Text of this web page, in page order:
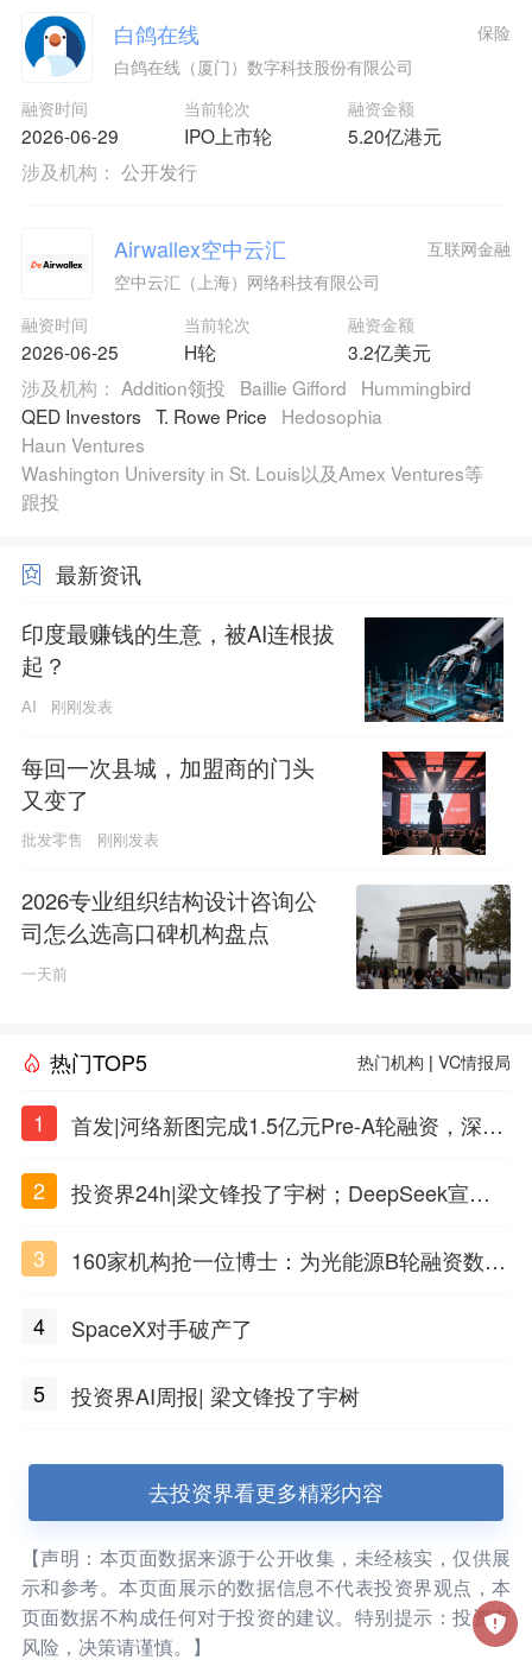
白鸽在线
白鸽在线（厦门）数字科技股份有限公司
融资时间
2026-06-29
当前轮次
IPO上市轮
融资金额
5.20亿港元
保险
涉及机构： 公开发行
Airwallex空中云汇
空中云汇（上海）网络科技有限公司
融资时间
2026-06-25
当前轮次
H轮
融资金额
3.2亿美元
互联网金融
涉及机构： Addition领投 Baillie Gifford
Hummingbird
QED Investors T. Rowe Price
Hedosophia
Haun Ventures
Washington University in St. Louis以及Amex Ventures等
跟投
最新资讯
印度最赚钱的生意，被AI连根拔
起？
AI 刚刚发表
每回一次县城，加盟商的门头
又变了
批发零售 刚刚发表
2026专业组织结构设计咨询公
司怎么选高口碑机构盘点
一天前
热门TOP5 热门机构 |VC情报局
1
首发|河络新图完成1.5亿元Pre-A轮融资，深耕i
2
投资界24h|梁文锋投了宇树；DeepSeek宣布
3
160家机构抢一位博士：为光能源B轮融资数亿
4
SpaceX对手破产了
5 投资界AI周报| 梁文锋投了宇树
去投资界看更多精彩内容
【声明：本页面数据来源于公开收集，未经核实，仅供展
示和参考。本页面展示的数据信息不代表投资界观点，本
页面数据不构成任何对于投资的建议。特别提示：投资有
风险，决策请谨慎。】